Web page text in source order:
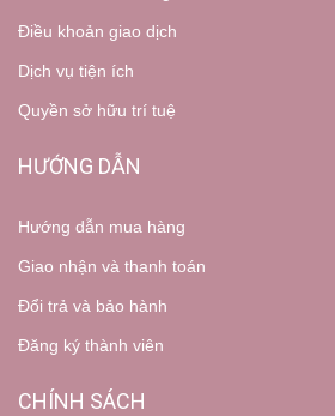
Điều khoản giao dịch
Dịch vụ tiện ích
Quyền sở hữu trí tuệ
HƯỚNG DẪN
Hướng dẫn mua hàng
Giao nhận và thanh toán
Đổi trả và bảo hành
Đăng ký thành viên
CHÍNH SÁCH